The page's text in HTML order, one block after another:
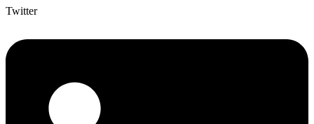
Twitter